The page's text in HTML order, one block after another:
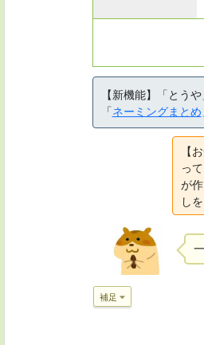
【新機能】「とう
「ネーミングまとめ
【
っ
が
しを
補足